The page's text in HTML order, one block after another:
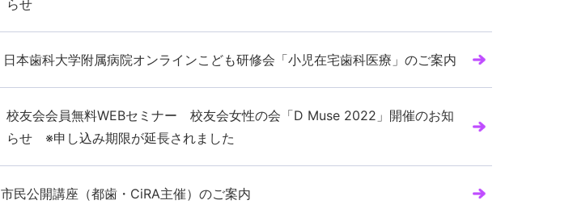
らせ
日本歯科大学附属病院オンラインこども研修会「小児在宅歯科医療」のご案内
校友会会員無料WEBセミナー 校友会女性の会「D Muse 2022」開催のお知
らせ ※申し込み期限が延長されました
市民公開講座（都歯・CiRA主催）のご案内